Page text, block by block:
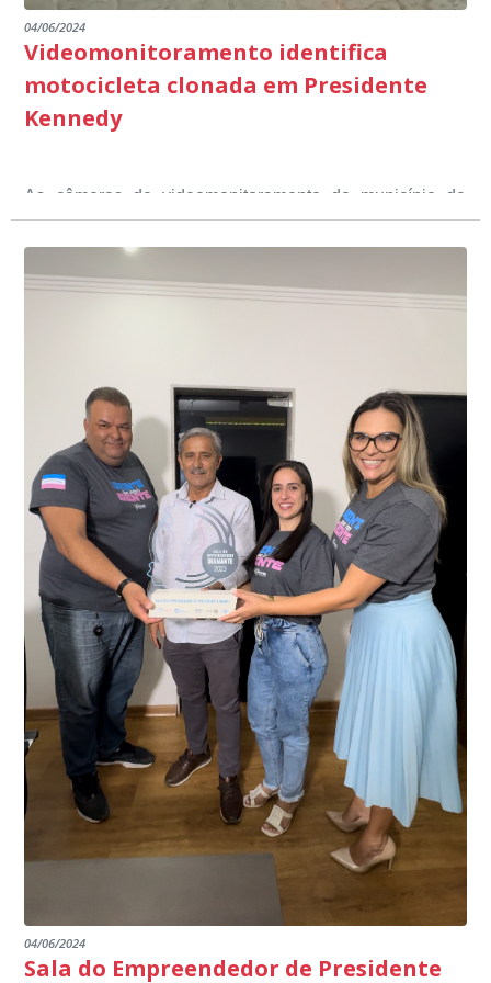
04/06/2024
Videomonitoramento identifica
motocicleta clonada em Presidente
Kennedy
As câmeras de videomonitoramento do município de
Presidente Kennedy identificaram neste fim de semana,
01 de junho, uma motocicleta com indícios de
adulteração, imediatamente, a central de
videomonitoramento acionou a Guarda Civil Municipal,
Durante a abordagem a adulteração foi comprovada,
através da conferência do Chassi, a motocicleta, bem
conta do sistema de videomonitoramento instalado
recentemente em todo o município de Presidente
Kennedy, o sistema é integrado com outros municípios
do país, sendo possível a identificação de veículos por
meio do cruzamento de informações, nesse caso
específico, com dados de uma cidade do Estado do Rio
de Janeiro.
“Mais de 100 câmeras foram instaladas na sede e no
interior de Presidente Kennedy, garantindo mais
segurança à população, seja nas ruas, no comércio, os
produtores agropecuários. Estamos no rumo certo,
parabéns a todos os servidores que contribuem para a
segurança da nossa cidade”, destaca o prefeito Dorlei
Fontão.
04/06/2024
Sala do Empreendedor de Presidente